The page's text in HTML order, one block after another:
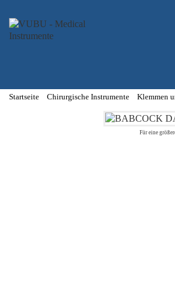
Startseite Chirurgische Instrumente Klemmen
Für eine